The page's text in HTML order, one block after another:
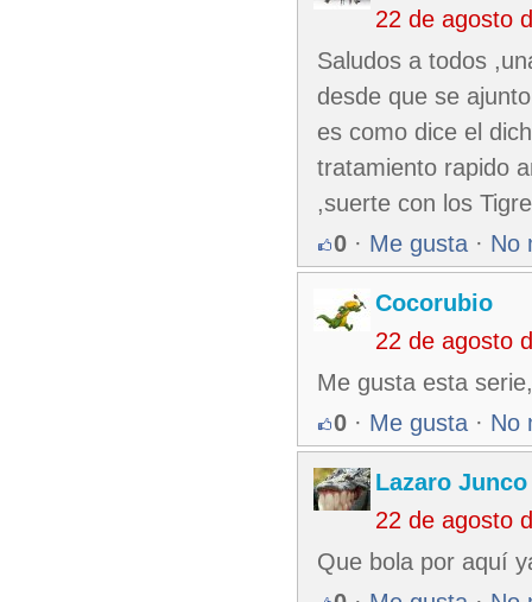
22 de agosto
Saludos a todos
desde que se
es como dice el
tratamiento rapido
,suerte con los
0 · Me gusta · No
Cocorubio
22 de agosto
Me gusta esta
0 · Me gusta · No
Lazaro Junco
22 de agosto
Que bola por aquí